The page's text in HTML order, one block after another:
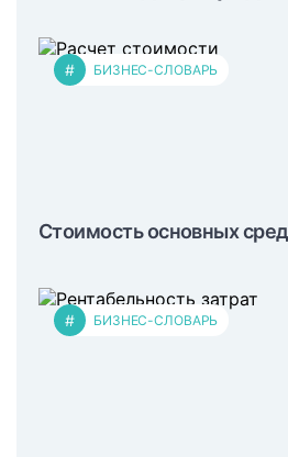
# БИЗНЕС-СЛОВАРЬ
Стоимость основных
# БИЗНЕС-СЛОВАРЬ